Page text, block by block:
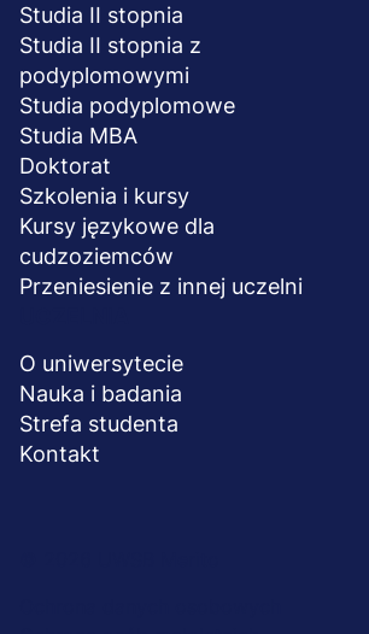
Studia II stopnia
Studia II stopnia z
podyplomowymi
Studia podyplomowe
Studia MBA
Doktorat
Szkolenia i kursy
Kursy językowe dla
cudzoziemców
Przeniesienie z innej uczelni
O uniwersytecie
Nauka i badania
Strefa studenta
Kontakt